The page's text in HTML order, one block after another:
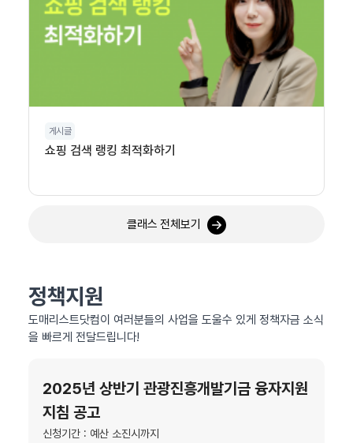
게시글
쇼핑 검색 랭킹 최적화하기
클래스 전체보기
정책지원
도매리스트닷컴이 여러분들의 사업을 도울수 있게 정책자금 소식
을 빠르게 전달드립니다!
2025년 상반기 관광진흥개발기금 융자지원
지침 공고
신청기간 : 예산 소진시까지